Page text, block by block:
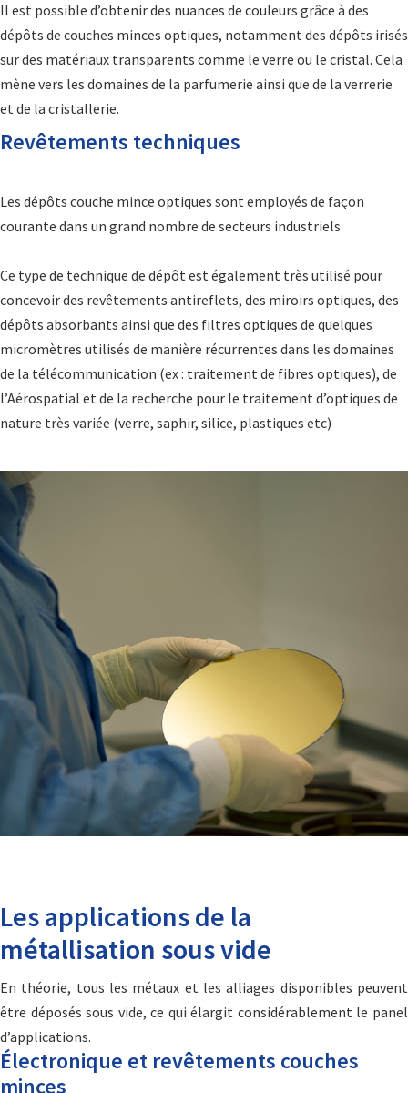
Il est possible d’obtenir des nuances de couleurs grâce à des
dépôts de couches minces optiques, notamment des dépôts irisés
sur des matériaux transparents comme le verre ou le cristal. Cela
mène vers les domaines de la parfumerie ainsi que de la verrerie
et de la cristallerie.
Revêtements techniques
Les dépôts couche mince optiques sont employés de façon
courante dans un grand nombre de secteurs industriels
Ce type de technique de dépôt est également très utilisé pour
concevoir des revêtements antireflets, des miroirs optiques, des
dépôts absorbants ainsi que des filtres optiques de quelques
micromètres utilisés de manière récurrentes dans les domaines
de la télécommunication (ex : traitement de fibres optiques), de
l’Aérospatial et de la recherche pour le traitement d’optiques de
nature très variée (verre, saphir, silice, plastiques etc)
Les applications de la
métallisation sous vide
En théorie, tous les métaux et les alliages disponibles peuvent
être déposés sous vide, ce qui élargit considérablement le panel
d’applications.
Électronique et revêtements couches
minces